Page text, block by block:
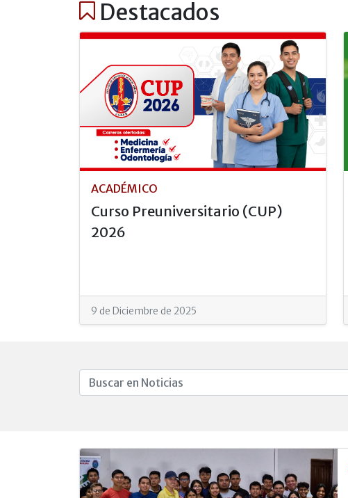
Destacados
ACADÉMICO
Curso Preuniversitario (CUP)
2026
9 de Diciembre de 2025